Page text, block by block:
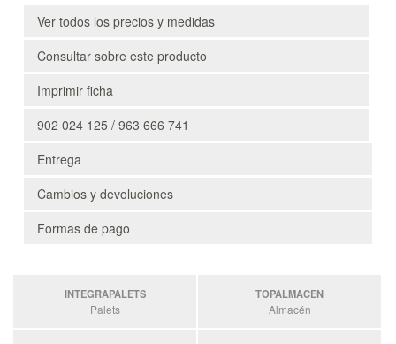
Ver todos los precios y medidas
Consultar sobre este producto
Imprimir ficha
902 024 125 / 963 666 741
Entrega
Cambios y devoluciones
Formas de pago
INTEGRAPALETS
Palets
TOPALMACEN
Almacén